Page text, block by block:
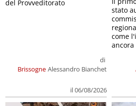
Brissogne
di
Alessandro Bianchet
il 06/08/2026
del Provveditorato
stato
come